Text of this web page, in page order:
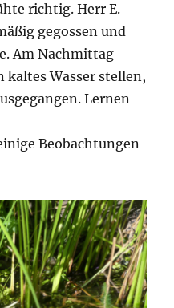
richtig. Herr E.
gegossen und
Am Nachmittag
kaltes Wasser stellen,
Lernen
Beobachtungen